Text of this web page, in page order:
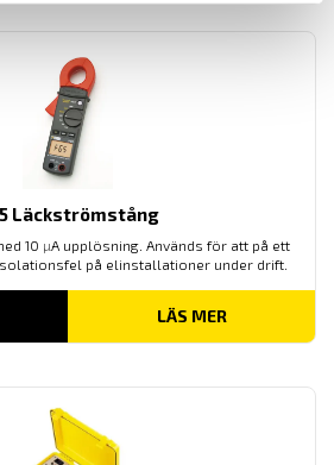
Läckströmstång
10 µA upplösning. Används för att på ett
på elinstallationer under drift.
LÄS MER